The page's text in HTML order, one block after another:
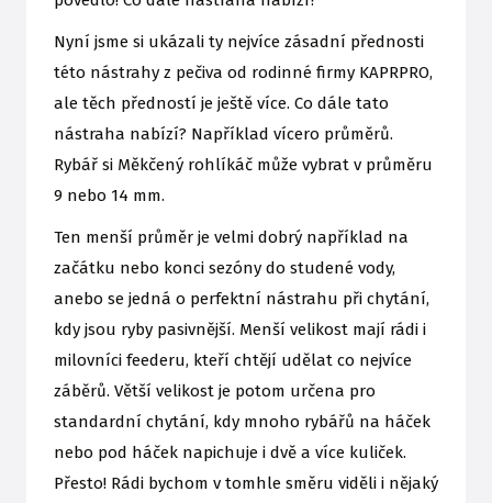
Nyní jsme si ukázali ty nejvíce zásadní přednosti
této nástrahy z pečiva od rodinné firmy KAPRPRO,
ale těch předností je ještě více. Co dále tato
nástraha nabízí? Například vícero průměrů.
Rybář si Měkčený rohlíkáč může vybrat v průměru
9 nebo 14 mm.
Ten menší průměr je velmi dobrý například na
začátku nebo konci sezóny do studené vody,
anebo se jedná o perfektní nástrahu při chytání,
kdy jsou ryby pasivnější. Menší velikost mají rádi i
milovníci feederu, kteří chtějí udělat co nejvíce
záběrů. Větší velikost je potom určena pro
standardní chytání, kdy mnoho rybářů na háček
nebo pod háček napichuje i dvě a více kuliček.
Přesto! Rádi bychom v tomhle směru viděli i nějaký